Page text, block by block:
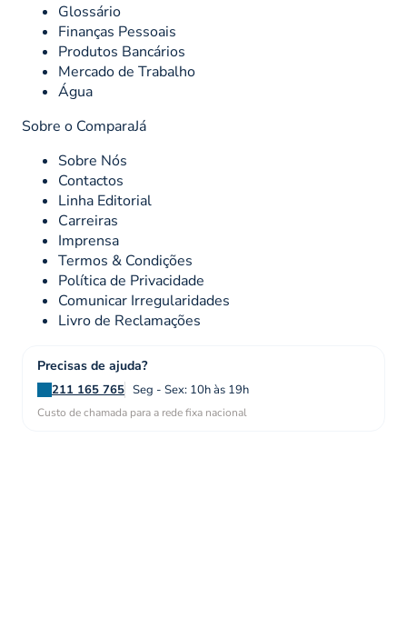
Glossário
Finanças Pessoais
Produtos Bancários
Mercado de Trabalho
Água
Sobre o ComparaJá
Sobre Nós
Contactos
Linha Editorial
Carreiras
Imprensa
Termos & Condições
Política de Privacidade
Comunicar Irregularidades
Livro de Reclamações
Precisas de ajuda?
211 165 765 Seg - Sex: 10h às 19h
Custo de chamada para a rede fixa nacional